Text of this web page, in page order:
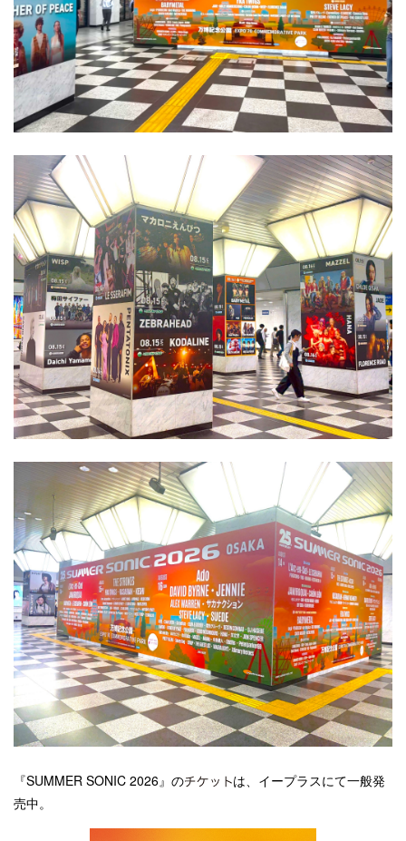
『SUMMER SONIC 2026』の
は、イープラスにて一般発
売中。